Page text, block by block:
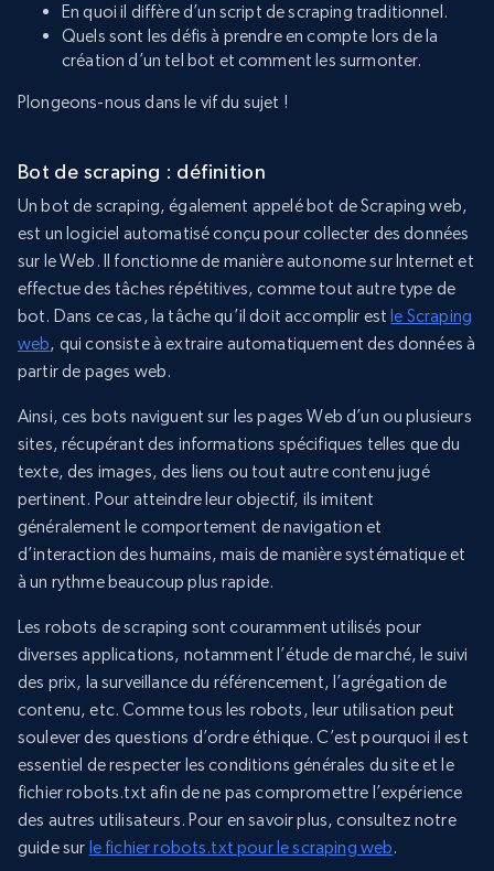
En quoi il diffère d’un script de scraping traditionnel.
Quels sont les défis à prendre en compte lors de la
création d’un tel bot et comment les surmonter.
Plongeons-nous dans le vif du sujet !
Bot de scraping : définition
Un bot de scraping, également appelé bot de Scraping web,
est un logiciel automatisé conçu pour collecter des données
sur le Web. Il fonctionne de manière autonome sur Internet et
effectue des tâches répétitives, comme tout autre type de
bot. Dans ce cas, la tâche qu’il doit accomplir est le Scraping
web, qui consiste à extraire automatiquement des données à
partir de pages web.
Ainsi, ces bots naviguent sur les pages Web d’un ou plusieurs
sites, récupérant des informations spécifiques telles que du
texte, des images, des liens ou tout autre contenu jugé
pertinent. Pour atteindre leur objectif, ils imitent
généralement le comportement de navigation et
d’interaction des humains, mais de manière systématique et
à un rythme beaucoup plus rapide.
Les robots de scraping sont couramment utilisés pour
diverses applications, notamment l’étude de marché, le suivi
des prix, la surveillance du référencement, l’agrégation de
contenu, etc. Comme tous les robots, leur utilisation peut
soulever des questions d’ordre éthique. C’est pourquoi il est
essentiel de respecter les conditions générales du site et le
fichier robots.txt afin de ne pas compromettre l’expérience
des autres utilisateurs. Pour en savoir plus, consultez notre
guide sur le fichier robots.txt pour le scraping web.